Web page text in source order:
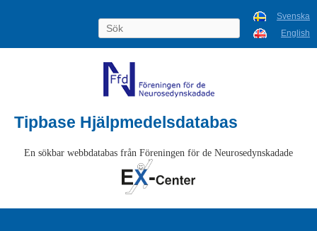
Svenska
English
Tipbase Hjälpmedelsdatabas
En sökbar webbdatabas från Föreningen för de Neurosedynskadade